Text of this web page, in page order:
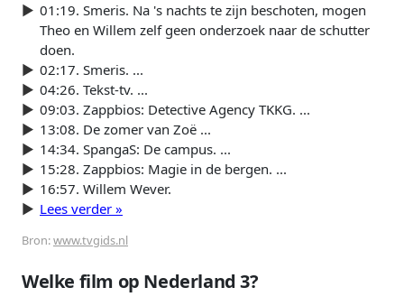
01:19. Smeris. Na 's nachts te zijn beschoten, mogen
Theo en Willem zelf geen onderzoek naar de schutter
doen.
02:17. Smeris. ...
04:26. Tekst-tv. ...
09:03. Zappbios: Detective Agency TKKG. ...
13:08. De zomer van Zoë ...
14:34. SpangaS: De campus. ...
15:28. Zappbios: Magie in de bergen. ...
16:57. Willem Wever.
Lees verder »
Bron:www.tvgids.nl
Welke film op Nederland 3?